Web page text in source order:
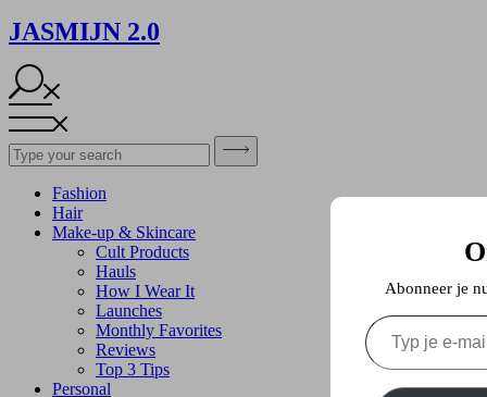
JASMIJN 2.0
Fashion
Hair
Make-up & Skincare
Cult Products
Hauls
How I Wear It
Launches
Monthly Favorites
Reviews
Top 3 Tips
Personal
Abonneer je
Typ
je
e-